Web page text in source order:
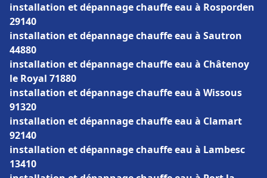
installation et dépannage chauffe eau à Rosporden
29140
installation et dépannage chauffe eau à Sautron
44880
installation et dépannage chauffe eau à Châtenoy
le Royal 71880
installation et dépannage chauffe eau à Wissous
91320
installation et dépannage chauffe eau à Clamart
92140
installation et dépannage chauffe eau à Lambesc
13410